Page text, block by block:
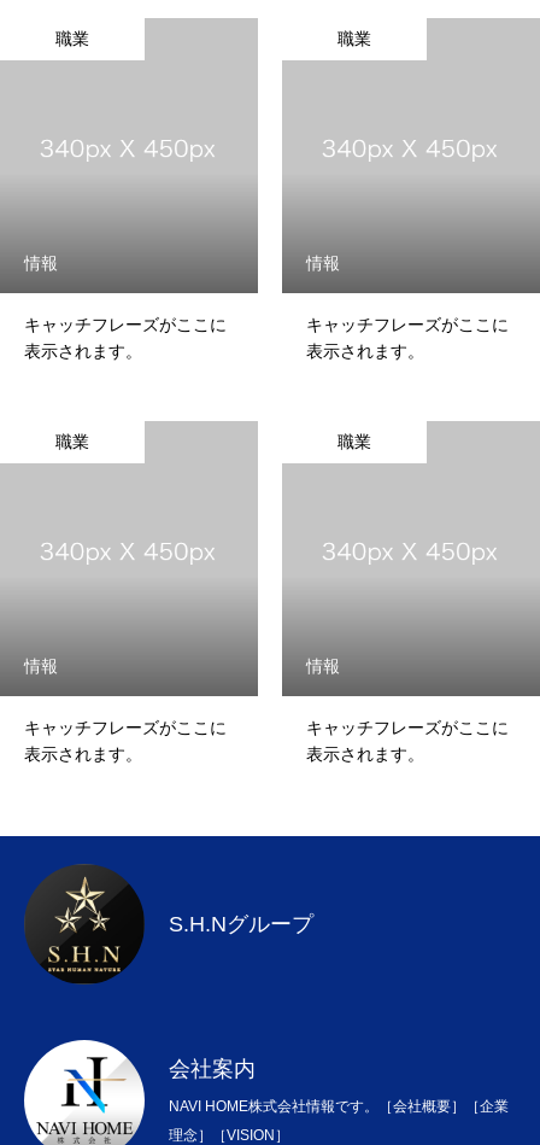
［不動産売買仲介］
採用情報
物件関連
【電話で問い合わせ】
03-6427-1827
お問い合わせフォーム プライバシーポリシー
職業
情報
キャッチフレーズがここに
表示されます。
職業
情報
キャッチフレーズがここに
表示されます。
職業
情報
キャッチフレーズがここに
表示されます。
職業
情報
キャッチフレーズがここに
表示されます。
S.H.Nグループ
会社案内
NAVI HOME株式会社情報です。［会社概要］［企業
理念］［VISION］